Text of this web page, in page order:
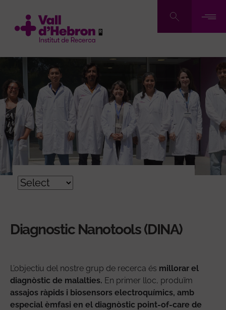
contingut
Diagnostic Nanotools (DINA)
L’objectiu del nostre grup de recerca és millorar el
diagnòstic de malalties. En primer lloc, produïm
assajos ràpids i biosensors electroquímics, amb
especial èmfasi en el diagnòstic point-of-care de